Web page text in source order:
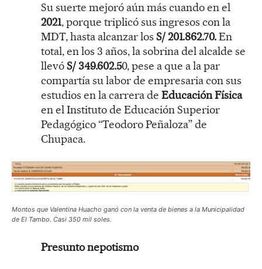
Su suerte mejoró aún más cuando en el
2021, porque triplicó sus ingresos con la
MDT, hasta alcanzar los S/ 201.862.70.En
total, en los 3 años, la sobrina del alcalde se
llevóS/ 349.602.50, pese a que a la par
compartía su labor de empresaria con sus
estudios en la carrera de Educación Física
en el Instituto de Educación Superior
Pedagógico “Teodoro Peñaloza” de
Chupaca.
Montos que Valentina Huacho ganó con la venta de bienes a la Municipalidad
de El Tambo. Casi 350 mil soles.
Presunto nepotismo